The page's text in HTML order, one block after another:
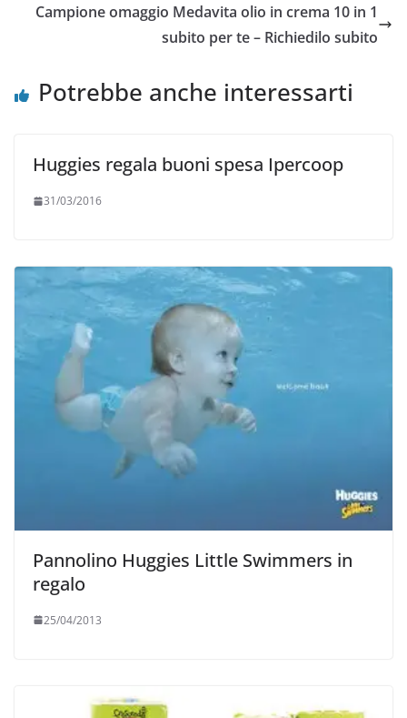
Campione omaggio Medavita olio in crema 10 in 1
subito per te – Richiedilo subito
Potrebbe anche interessarti
Huggies regala buoni spesa Ipercoop
31/03/2016
Pannolino Huggies Little Swimmers in
regalo
25/04/2013